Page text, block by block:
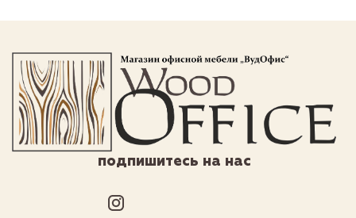
подпишитесь на нас